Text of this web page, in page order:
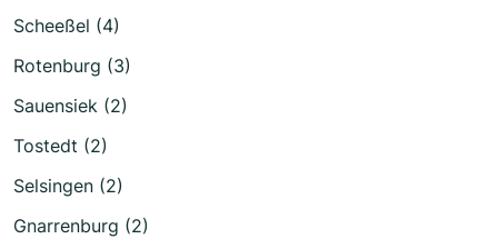
Scheeßel (4)
Rotenburg (3)
Sauensiek (2)
Tostedt (2)
Selsingen (2)
Gnarrenburg (2)